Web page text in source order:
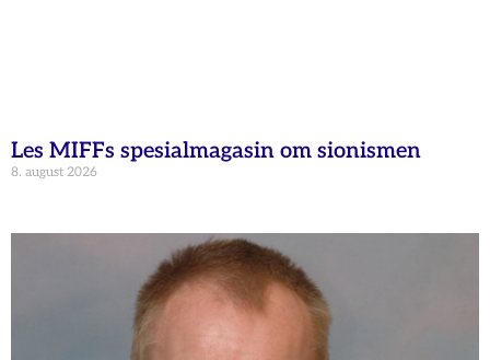
Les MIFFs spesialmagasin om sionismen
8. august 2026